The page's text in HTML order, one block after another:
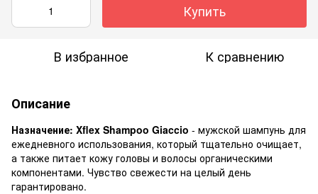
Купить
В избранное К сравнению
Описание
Назначение: Xflex Shampoo Giaccio - мужской шампунь для
ежедневного использования, который тщательно очищает,
а также питает кожу головы и волосы органическими
компонентами. Чувство свежести на целый день
гарантировано.